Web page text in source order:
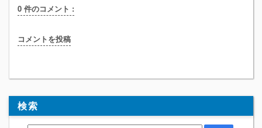
0 件のコメント :
コメントを投稿
検索